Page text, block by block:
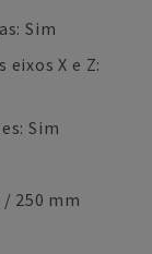
Sim
X e Z:
Sim
250 mm